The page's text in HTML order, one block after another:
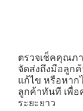
ตรวจเช็คคุณภ
จัดส่งถึงมือลูก
แก้ไข หรือหาก
ลูกค้าทันที เพื่อ
ระยะยาว